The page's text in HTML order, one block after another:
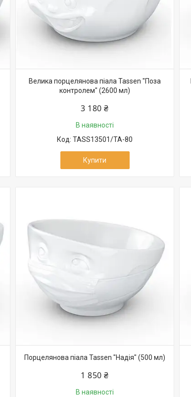
Велика порцелянова піала Tassen "Поза
контролем" (2600 мл)
3 180 ₴
В наявності
TASS13501/TA-80
Купити
Порцелянова піала Tassen "Надія" (500 мл)
1 850 ₴
В наявності